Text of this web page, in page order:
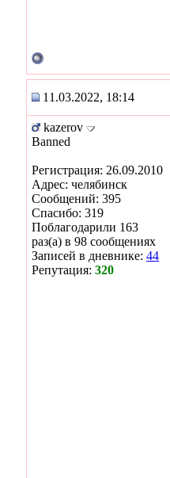
11.03.2022, 18:14
kazerov
Banned
Регистрация: 26.09.2010
Адрес: челябинск
Сообщений: 395
Спасибо: 319
Поблагодарили 163
раз(а) в 98 сообщениях
Записей в дневнике: 44
Репутация: 320